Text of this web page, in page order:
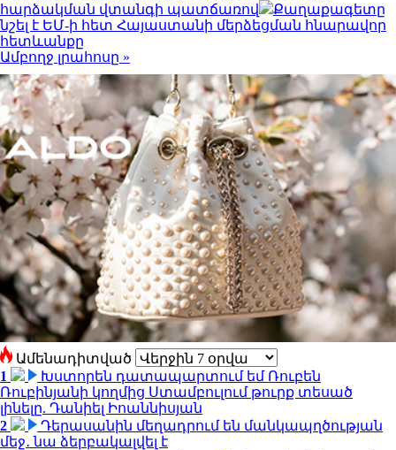
հարձակման վտանգի պատճառով
Քաղաքագետը
նշել է ԵՄ-ի հետ Հայաստանի մերձեցման հնարավոր
հետևանքը
Ամբողջ լրահոսը »
Ամենադիտված
1
Խստորեն դատապարտում եմ Ռուբեն
Ռուբինյանի կողմից Ստամբուլում թուրք տեսած
լինելը. Դանիել Իոաննիսյան
2
Դերասանին մեղադրում են մանկապղծության
մեջ․ նա ձերբակալվել է